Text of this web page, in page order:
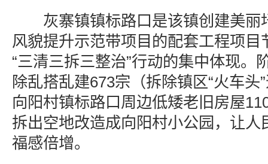
灰寨镇镇标路口是该镇创建美丽
风貌提升示范带项目的配套工程项目
“三清三拆三整治”行动的集中体现。
除乱搭乱建673宗（拆除镇区“火车头
向阳村镇标路口周边低矮老旧房屋
拆出空地改造成向阳村小公园，让人
福感倍增。